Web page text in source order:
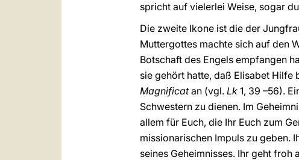
spricht auf vielerlei Weise, sogar
Die zweite Ikone ist die der
Muttergottes machte sich auf den
Botschaft des Engels empfangen
sie gehört hatte, daß Elisabet Hilfe
Magnificatan (vgl. Lk 1, 39 –56).
Schwestern zu dienen. Im
allem für Euch, die Ihr Euch zum
missionarischen Impuls zu geben.
seines Geheimnisses. Ihr geht